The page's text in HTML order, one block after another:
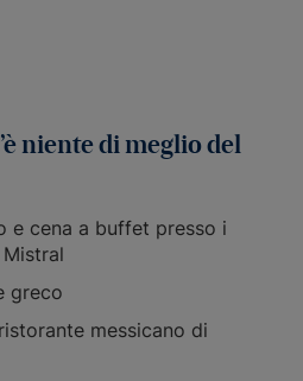
niente di meglio del
e cena a buffet presso i
greco
messicano di